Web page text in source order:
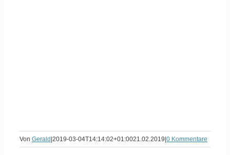
Von Gerald 2019-03-04T14:14:02+01:0021.02.2019 0 Kommentare